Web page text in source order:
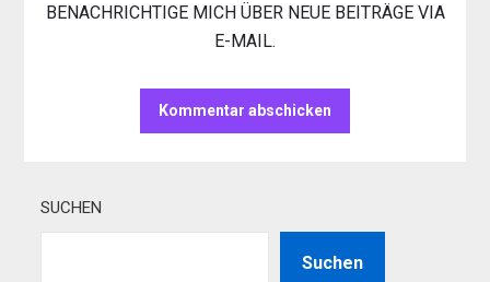
BENACHRICHTIGE MICH ÜBER NEUE BEITRÄGE VIA
E-MAIL.
SUCHEN
Suchen